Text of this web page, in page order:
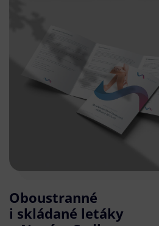
Oboustranné
i skládané letáky